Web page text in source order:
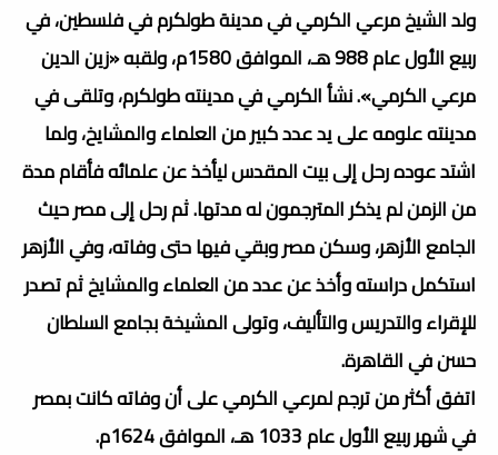
ولد الشيخ مرعي الكرمي في مدينة طولكرم في فلسطين، في
ربيع الأول عام 988 هـ، الموافق 1580م، ولقبه «زين الدين
مرعي الكرمي». نشأ الكرمي في مدينته طولكرم، وتلقى في
مدينته علومه على يد عدد كبير من العلماء والمشايخ، ولما
اشتد عوده رحل إلى بيت المقدس ليأخذ عن علمائه فأقام مدة
من الزمن لم يذكر المترجمون له مدتها. ثم رحل إلى مصر حيث
الجامع الأزهر، وسكن مصر وبقي فيها حتى وفاته، وفي الأزهر
استكمل دراسته وأخذ عن عدد من العلماء والمشايخ ثم تصدر
للإقراء والتدريس والتأليف، وتولى المشيخة بجامع السلطان
حسن في القاهرة.
اتفق أكثر من ترجم لمرعي الكرمي على أن وفاته كانت بمصر
في شهر ربيع الأول عام 1033 هـ، الموافق 1624م.